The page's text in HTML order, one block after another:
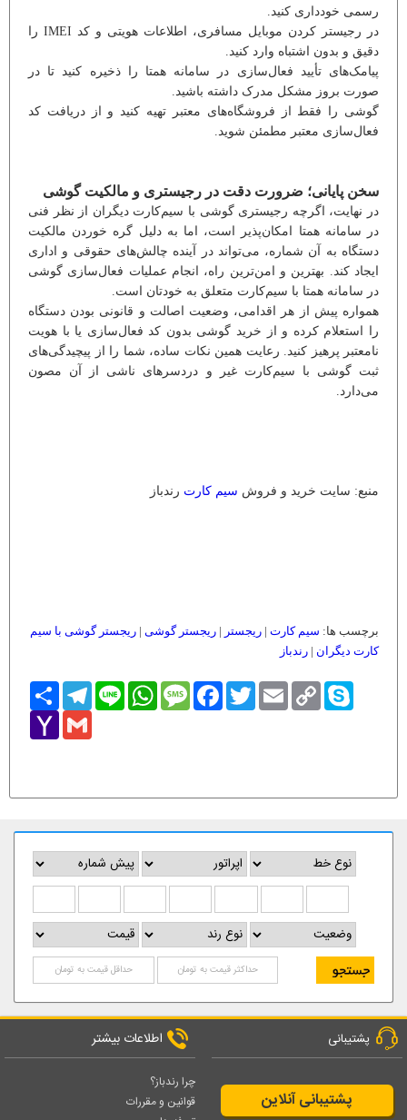
رسمی خودداری کنید.
در رجیستر کردن موبایل مسافری، اطلاعات هویتی و کد IMEI را
دقیق و بدون اشتباه وارد کنید.
پیامک‌های تأیید فعال‌سازی در سامانه همتا را ذخیره کنید تا در
صورت بروز مشکل مدرک داشته باشید.
گوشی را فقط از فروشگاه‌های معتبر تهیه کنید و از دریافت کد
فعال‌سازی معتبر مطمئن شوید.
سخن پایانی؛ ضرورت دقت در رجیستری و مالکیت گوشی
در نهایت، اگرچه رجیستری گوشی با سیم‌کارت دیگران از نظر فنی
در سامانه همتا امکان‌پذیر است، اما به دلیل گره خوردن مالکیت
دستگاه به آن شماره، می‌تواند در آینده چالش‌های حقوقی و اداری
ایجاد کند. بهترین و امن‌ترین راه، انجام عملیات فعال‌سازی گوشی
در سامانه همتا با سیم‌کارت متعلق به خودتان است.
همواره پیش از هر اقدامی، وضعیت اصالت و قانونی بودن دستگاه
را استعلام کرده و از خرید گوشی بدون کد فعال‌سازی یا با هویت
نامعتبر پرهیز کنید. رعایت همین نکات ساده، شما را از پیچیدگی‌های
ثبت گوشی با سیم‌کارت غیر و دردسرهای ناشی از آن مصون
می‌دارد.
منبع: سایت خرید و فروش سیم کارت رندباز
برچسب ها: سیم کارت | ریجستر | ریجستر گوشی | ریجستر گوشی با سیم
کارت دیگران | رندباز
اشتراکTelegram Line
WhatsAppMessageFacebookTwitter Email
Copy
Link
Skype
Yahoo
Mail
Gmail
پشتیبانی
پشتیبانی آنلاین
اطلاعات بیشتر
چرا رندباز؟
قوانین و مقررات